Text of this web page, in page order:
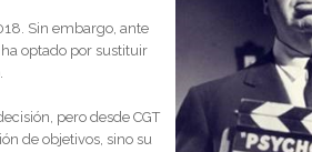
Sin embargo, ante
optado por sustituir
pero desde CGT
de objetivos, sino su